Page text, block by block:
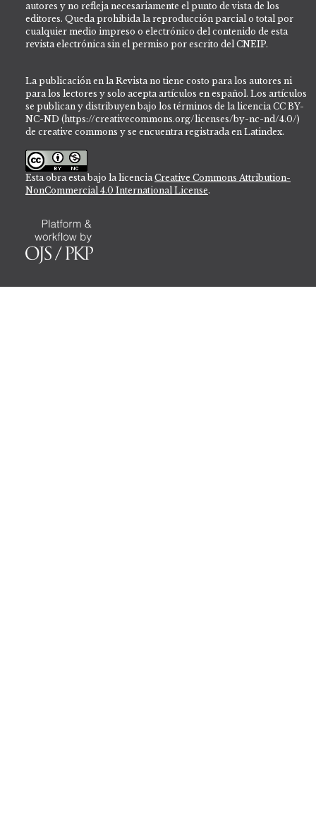
autores y no refleja necesariamente el punto de vista de los
editores. Queda prohibida la reproducción parcial o total por
cualquier medio impreso o electrónico del contenido de esta
revista electrónica sin el permiso por escrito del CNEIP.
La publicación en la Revista no tiene costo para los autores ni
para los lectores y solo acepta artículos en español. Los artículos
se publican y distribuyen bajo los términos de la licencia CC BY-
NC-ND (https://creativecommons.org/licenses/by-nc-nd/4.0/)
de creative commons y se encuentra registrada en Latindex.
Esta obra esta bajo la licenciaCreative Commons Attribution-
NonCommercial 4.0 International License.